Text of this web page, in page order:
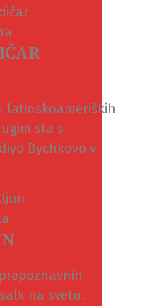
latinskoameriških
sta s
Bychkovo v
na svetu.